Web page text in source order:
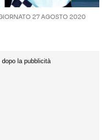
27 AGOSTO 2020